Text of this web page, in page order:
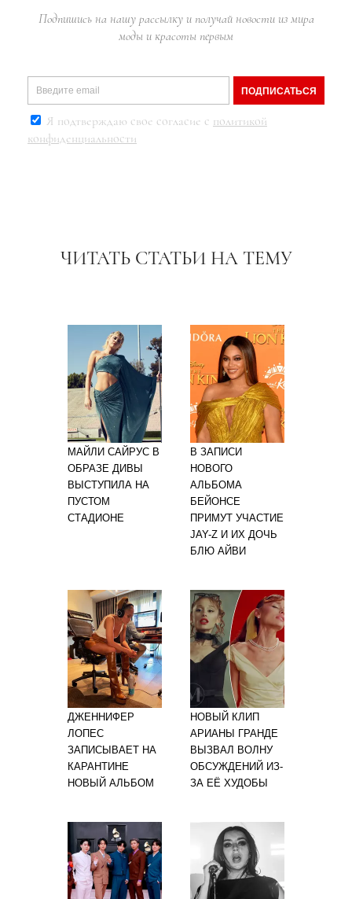
Подпишись на нашу рассылку и получай новости из мира
моды и красоты первым
ПОДПИСАТЬСЯ
Я подтверждаю свое согласие с политикой
конфиденциальности
ЧИТАТЬ СТАТЬИ НА ТЕМУ
МАЙЛИ САЙРУС В
ОБРАЗЕ ДИВЫ
ВЫСТУПИЛА НА
ПУСТОМ
СТАДИОНЕ
В ЗАПИСИ
НОВОГО
АЛЬБОМА
БЕЙОНСЕ
ПРИМУТ УЧАСТИЕ
JAY-Z И ИХ ДОЧЬ
БЛЮ АЙВИ
ДЖЕННИФЕР
ЛОПЕС
ЗАПИСЫВАЕТ НА
КАРАНТИНЕ
НОВЫЙ АЛЬБОМ
НОВЫЙ КЛИП
АРИАНЫ ГРАНДЕ
ВЫЗВАЛ ВОЛНУ
ОБСУЖДЕНИЙ ИЗ-
ЗА ЕЁ ХУДОБЫ